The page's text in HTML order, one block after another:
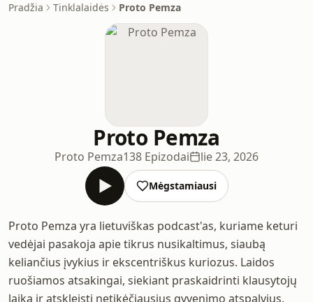
Pradžia Tinklalaidės Proto Pemza
Proto Pemza
Proto Pemza138 Epizodai lie 23, 2026
Mėgstamiausi
Proto Pemza yra lietuviškas podcast'as, kuriame keturi
vedėjai pasakoja apie tikrus nusikaltimus, siaubą
keliančius įvykius ir ekscentriškus kuriozus. Laidos
ruošiamos atsakingai, siekiant praskaidrinti klausytojų
laiką ir atskleisti netikėčiausius gyvenimo atspalvius.